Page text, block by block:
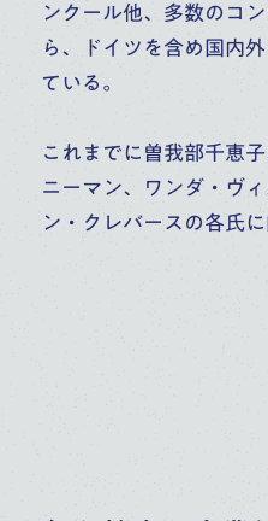
ンクール他、多数のコ
ら、ドイツを含め国内
ている。
これまでに曽我部千恵
ニーマン、ワンダ・ヴ
ン・クレバースの各氏に